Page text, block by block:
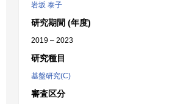
岩坂 泰子
研究期間 (年度)
2019 – 2023
研究種目
基盤研究(C)
審査区分